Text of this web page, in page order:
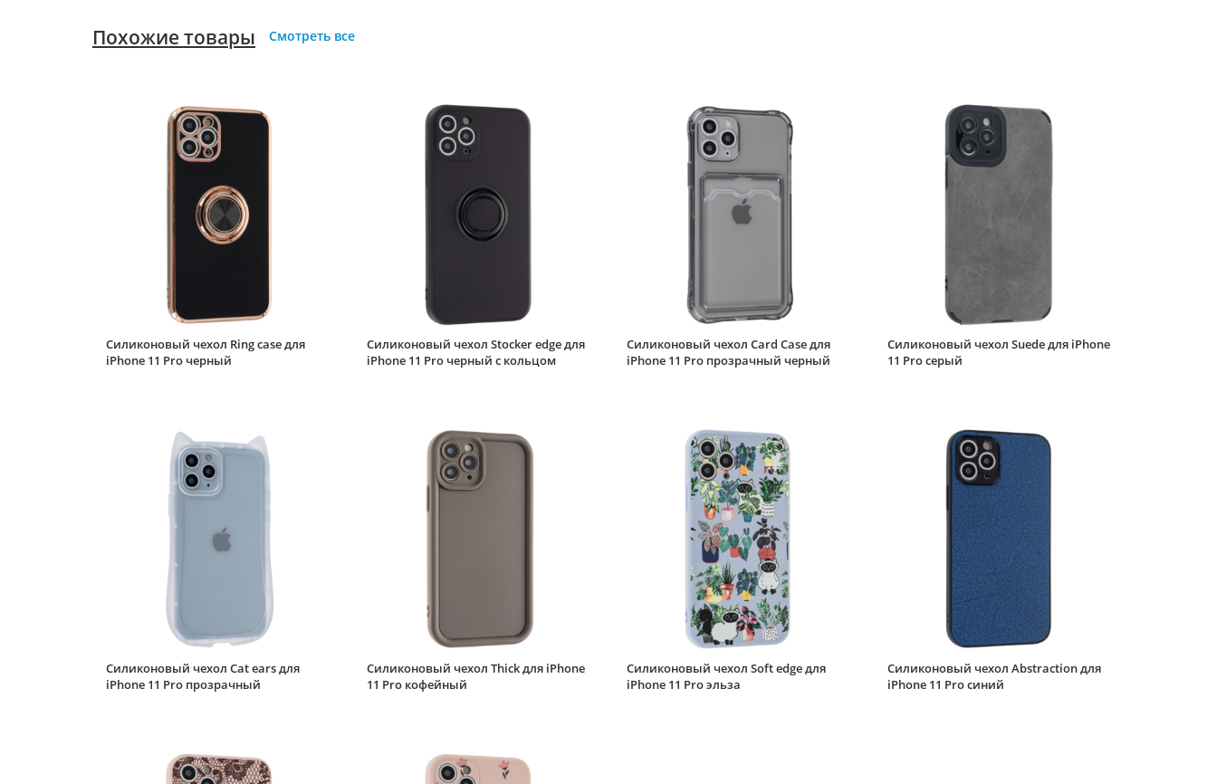
Силиконовый чехол
Soft edge для iPhone
11 Pro красное
кружево
Силиконовый чехол
Thick для iPhone 11
Pro Глазастики
зеленый
Силиконовый чехол
Electroplate hearts
для iPhone 11 Pro
11 Pro синий с
карманом под карту
Силиконовый чехол
Matte edge для
iPhone 11 Pro
прозрачный черный
Силиконовый чехол
Texture для iPhone 11
Pro черный
Силиконовый чехол
Thick для iPhone 11
Pro молочный
Силиконовый чехол
Похожие товары Смотреть все
Силиконовый чехол Ring case для
iPhone 11 Pro черный
Силиконовый чехол Stocker edge для
iPhone 11 Pro черный с кольцом
Силиконовый чехол Card Case для
iPhone 11 Pro прозрачный черный
Силиконовый чехол Suede для iPhone
11 Pro серый
Силиконовый чехол Cat ears для
iPhone 11 Pro прозрачный
Силиконовый чехол Thick для iPhone
11 Pro кофейный
Силиконовый чехол Soft edge для
iPhone 11 Pro эльза
Силиконовый чехол Abstraction для
iPhone 11 Pro синий